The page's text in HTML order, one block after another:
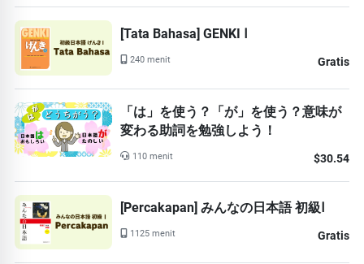
[Tata Bahasa] GENKI Ⅰ
240 menit Gratis
「は」を使う？「が」を使う？意味が
変わる助詞を勉強しよう！
110 menit $30.54
[Percakapan] みんなの日本語 初級Ⅰ
1125 menit Gratis